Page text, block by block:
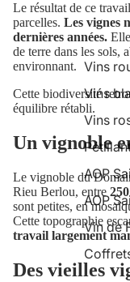
Vins
Vins
Vins
AOP
AOP
Vin de
Le résultat de ce
parcelles. Les vignes
dernières années.
de terre dans les sols,
environnant.
Cette biodiversité
équilibre rétabli.
Un vignoble
Le vignoble du
Rieu Berlou, entre
sont petites, en
Cette topographie
travail largement
Des vieilles